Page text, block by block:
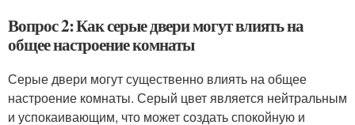
Вопрос 2: Как серые двери могут влиять на
общее настроение комнаты
Серые двери могут существенно влиять на общее
настроение комнаты. Серый цвет является нейтральным
и успокаивающим, что может создать спокойную и